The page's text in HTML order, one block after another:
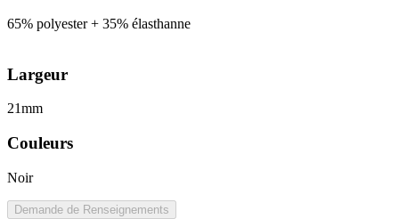
65% polyester + 35% élasthanne
Largeur
21mm
Couleurs
Noir
Demande de Renseignements